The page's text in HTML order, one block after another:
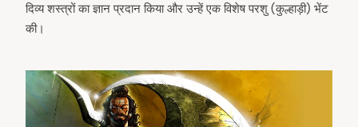
दिव्य शस्त्रों का ज्ञान प्रदान किया और उन्हें एक विशेष परशु (कुल्हाड़ी) भेंट
की।